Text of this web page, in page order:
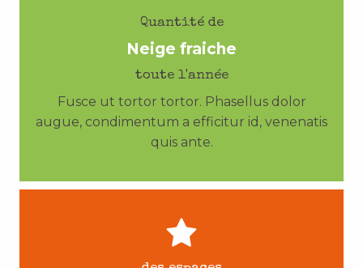
Quantité de
Neige fraiche
toute l'année
Fusce ut tortor tortor. Phasellus dolor
augue, condimentum a efficitur id, venenatis
quis ante.